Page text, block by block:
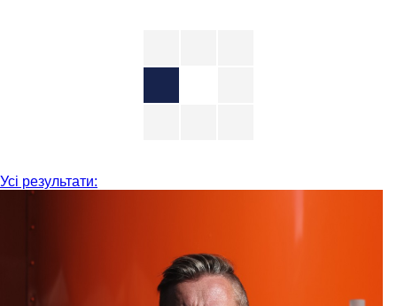
Усі результати: